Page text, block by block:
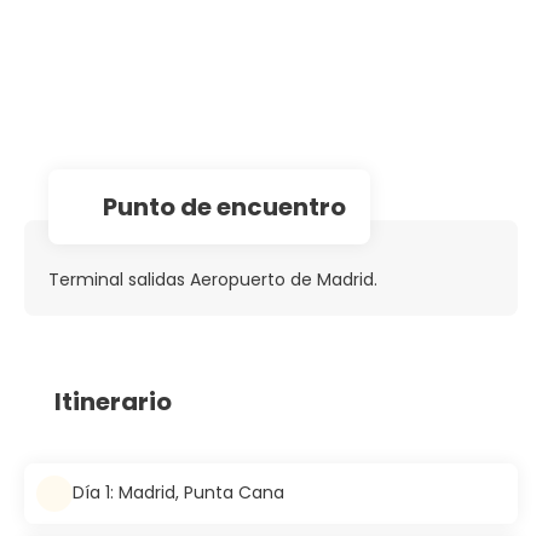
Punto de encuentro
Terminal salidas Aeropuerto de Madrid.
Itinerario
Día 1: Madrid, Punta Cana